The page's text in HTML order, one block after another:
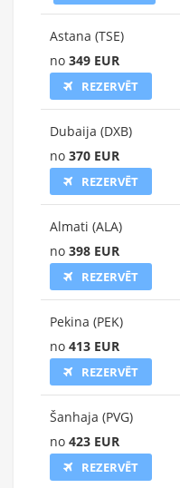
Astana (TSE)
no 349 EUR
REZERVĒT
Dubaija (DXB)
no 370 EUR
REZERVĒT
Almati (ALA)
no 398 EUR
REZERVĒT
Pekina (PEK)
no 413 EUR
REZERVĒT
Šanhaja (PVG)
no 423 EUR
REZERVĒT